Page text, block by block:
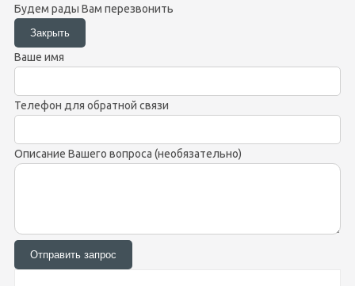
Будем рады Вам перезвонить
Ваше имя
Телефон для обратной связи
Описание Вашего вопроса (необязательно)